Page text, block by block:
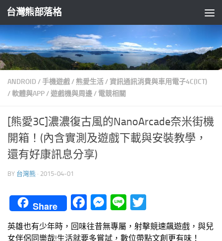
Skip to content
台灣熊部落格
ANDROID /手機遊戲/ 熊愛生活/資訊通訊消費與車用電子4C(ICT)
/軟體與APP/遊戲機與周邊/ 電競相關
[熊愛3C]濃濃復古風的NanoArcade奈米街機
開箱！(內含實測及遊戲下載與安裝教學，
還有好康訊息分享)
BY 台灣熊 · 2015-04-01
Share Facebook
Messenger
Line
英雄也有少年時，回味往昔無專屬，射擊競速飆遊戲，與兒
女伴侶同樂哉!生活就要多嘗試，數位帶點文創更有味！